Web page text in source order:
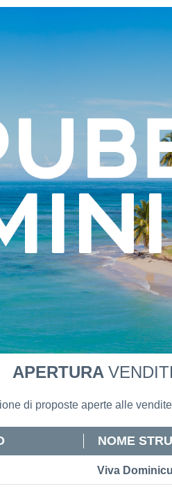
APERTURA
di proposte aperte alle
NOME
Viva